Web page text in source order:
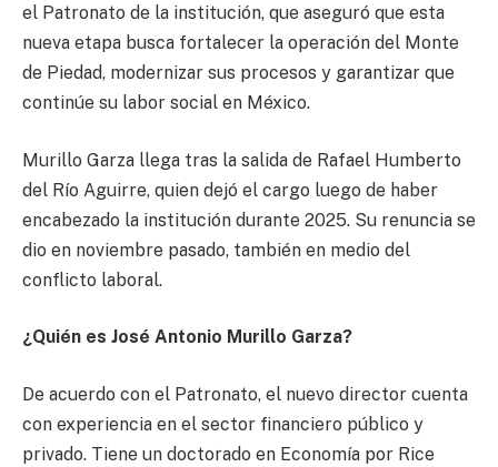
el Patronato de la institución, que aseguró que esta
nueva etapa busca fortalecer la operación del Monte
de Piedad, modernizar sus procesos y garantizar que
continúe su labor social en México.
Murillo Garza llega tras la salida de Rafael Humberto
del Río Aguirre, quien dejó el cargo luego de haber
encabezado la institución durante 2025. Su renuncia se
dio en noviembre pasado, también en medio del
conflicto laboral.
¿Quién es José Antonio Murillo Garza?
De acuerdo con el Patronato, el nuevo director cuenta
con experiencia en el sector financiero público y
privado. Tiene un doctorado en Economía por Rice